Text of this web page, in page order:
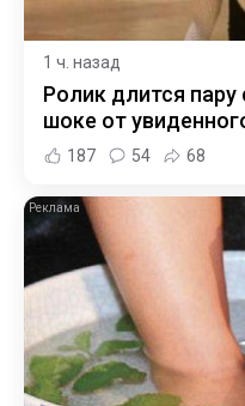
1 ч. назад
Ролик длится пару
шоке от
187 54 68